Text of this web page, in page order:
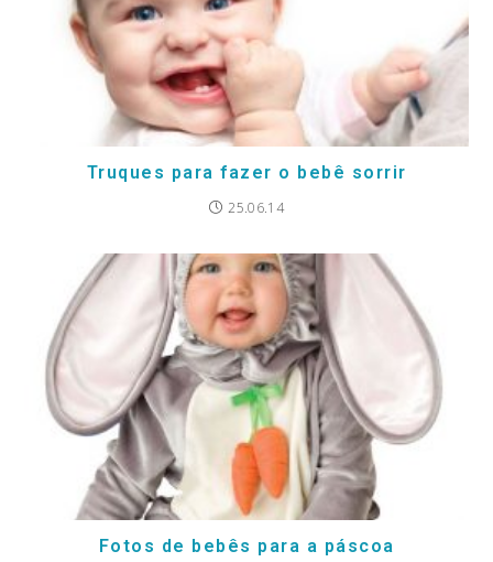
Truques para fazer o bebê sorrir
25.06.14
Fotos de bebês para a páscoa